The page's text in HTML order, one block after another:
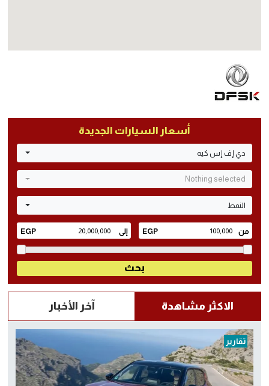
أسعار السيارات الجديدة
دي إف إس كيه
Nothing selected
النمط
الاكثر مشاهدة آخر الأخبار
تقارير